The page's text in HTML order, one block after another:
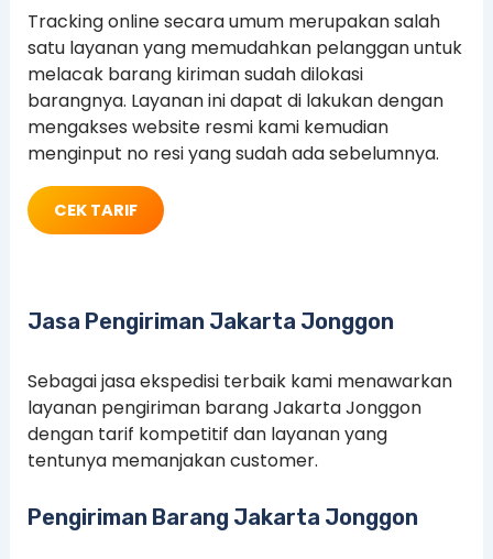
Tracking online secara umum merupakan salah
satu layanan yang memudahkan pelanggan untuk
melacak barang kiriman sudah dilokasi
barangnya. Layanan ini dapat di lakukan dengan
mengakses website resmi kami kemudian
menginput no resi yang sudah ada sebelumnya.
CEK TARIF
Jasa Pengiriman Jakarta Jonggon
Sebagai jasa ekspedisi terbaik kami menawarkan
layanan pengiriman barang Jakarta Jonggon
dengan tarif kompetitif dan layanan yang
tentunya memanjakan customer.
Pengiriman Barang Jakarta Jonggon